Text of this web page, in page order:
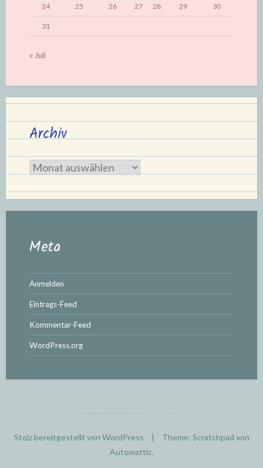
24 25 26 27 28 29 30
31
« Juli
Archiv
Archiv
Meta
Anmelden
Eintrags-Feed
Kommentar-Feed
WordPress.org
Stolz bereitgestellt von WordPress |
Theme: Scratchpad von
Automattic.